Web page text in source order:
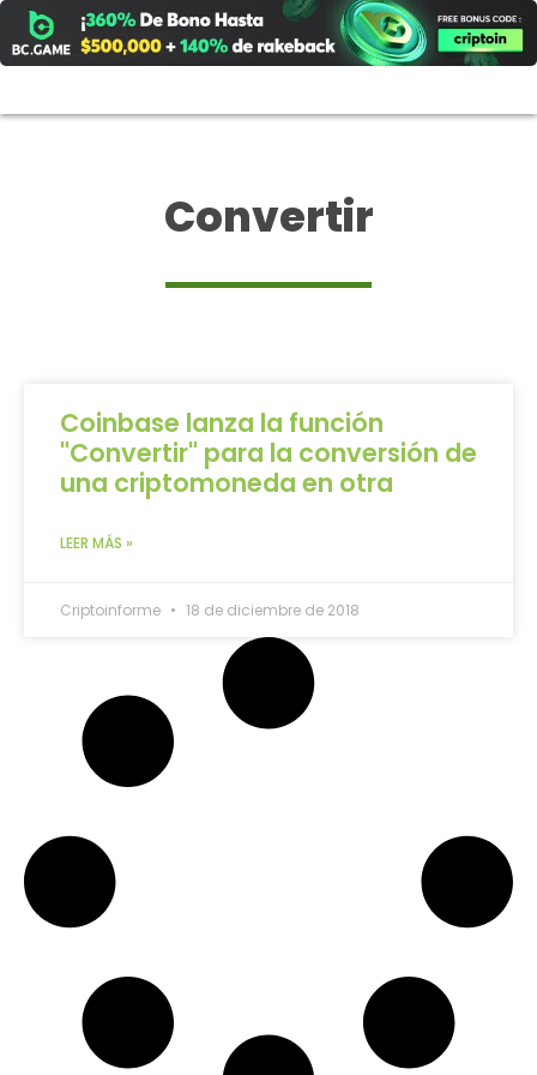
al
contenido
Convertir
Coinbase lanza la función
"Convertir" para la conversión de
una criptomoneda en otra
LEER MÁS »
Criptoinforme 18 de diciembre de 2018